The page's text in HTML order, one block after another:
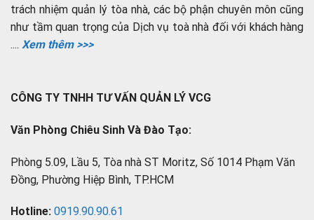
trách nhiệm quản lý tòa nhà, các bộ phận chuyên môn cũng
như tầm quan trọng của Dịch vụ toà nhà đối với khách hàng
.... Xem thêm >>>
CÔNG TY TNHH TƯ VẤN QUẢN LÝ VCG
Văn Phòng Chiêu Sinh Và Đào Tạo:
Phòng 5.09, Lầu 5, Tòa nhà ST Moritz, Số 1014 Phạm Văn
Đồng, Phường Hiệp Bình, TP.HCM
Hotline: 0919.90.90.61